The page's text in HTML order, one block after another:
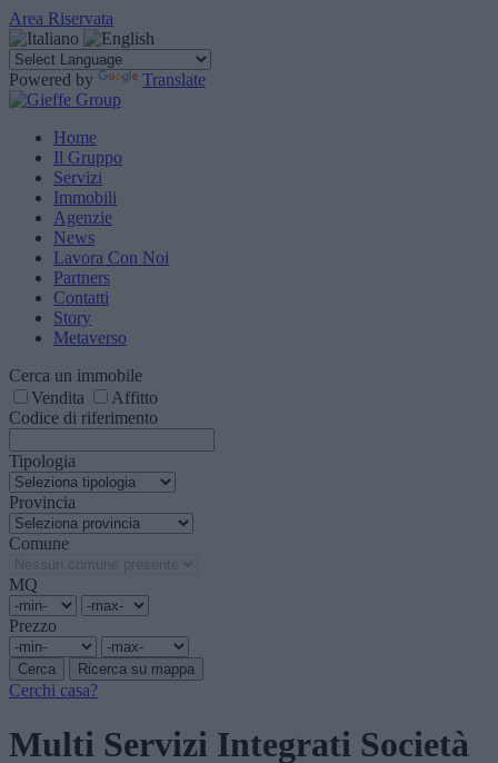
Area Riservata
Powered by Translate
Home
Il Gruppo
Servizi
Immobili
Agenzie
News
Lavora Con Noi
Partners
Contatti
Story
Metaverso
Cerca un immobile
Vendita
Affitto
Codice di riferimento
Tipologia
Provincia
Comune
MQ
Prezzo
Cerchi casa?
Multi Servizi Integrati Società